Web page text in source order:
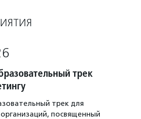
трек
трек для
посвященный